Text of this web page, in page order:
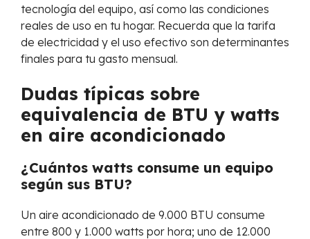
tecnología del equipo, así como las condiciones
reales de uso en tu hogar. Recuerda que la tarifa
de electricidad y el uso efectivo son determinantes
finales para tu gasto mensual.
Dudas típicas sobre
equivalencia de BTU y watts
en aire acondicionado
¿Cuántos watts consume un equipo
según sus BTU?
Un aire acondicionado de 9.000 BTU consume
entre 800 y 1.000 watts por hora; uno de 12.000